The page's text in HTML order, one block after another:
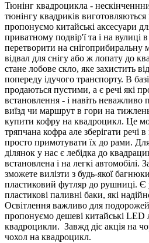
Тюнінг квадроцикла -
тюнінгу квадриків
пропонуємо китайські аксесуари
приватному подвір'ї та і на вулиці
перетворити на
відвал для снігу або ж лопату до
стане лобове скло, яке захистить
попереду ідучого транспорту. В
продаються пустими, а є речі які
встановлення - і навіть
виїзд чи маршрут в гори на
купити кофру на квадроцикл. Це
тряпчана кофра але зберігати речі
просто примотувати їх до рами.
ділянок у нас є лебідка до
встановлена і на легкі автомобілі.
зможете вилізти з будь-якої
пластиковий футляр до рушниці. Є
пластикові паливні баки, які
Освітлення важливо для
пропонуємо дешеві китайські LED
квадроцикли. Завжд діє акція на
чохол на квадроцикл.